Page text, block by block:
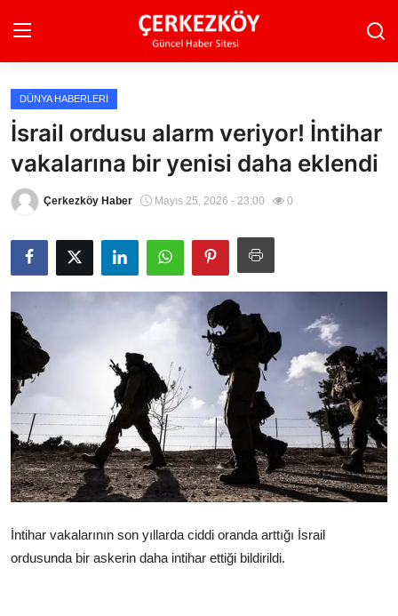
Ana Sayfa
Son Dakika
Ekonomi Haberleri
Magazin Haberleri
Spor Haberleri
Teknoloji Haberleri
Dünya Haberleri
Çerkezköy
DÜNYA HABERLERI
İsrail ordusu alarm veriyor! İntihar
vakalarına bir yenisi daha eklendi
Çerkezköy Haber Mayıs 25, 2026 - 23:00 0
İntihar vakalarının son yıllarda ciddi oranda arttığı İsrail
ordusunda bir askerin daha intihar ettiği bildirildi.